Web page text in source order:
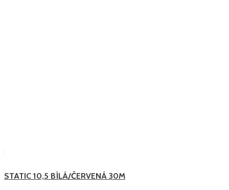
STATIC 10,5 BÍLÁ/ČERVENÁ 30M